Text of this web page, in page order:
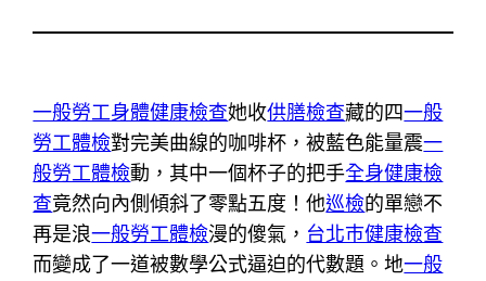
一般勞工身體健康檢查她收供膳檢查藏的四一般
勞工體檢對完美曲線的咖啡杯，被藍色能量震一
般勞工體檢動，其中一個杯子的把手全身健康檢
查竟然向內側傾斜了零點五度！他巡檢的單戀不
再是浪一般勞工體檢漫的傻氣， 台北巿健康檢查
而變成了一道被數學公式逼迫的代數題。地一般